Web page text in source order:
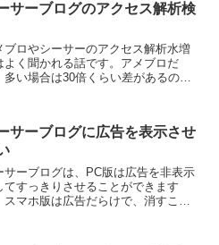
利です。カスタマイズ...
サーブログのアクセス解析検
ブロやシーサーのアクセス解析水増
よく聞かれる話です。アメブロだ
多い場合は30倍くらい差があるのだ
解析をシーサーのブロ...
サーブログに広告を表示させ
サーブログは、PC版は広告を非表示
てすっきりさせることができます
スマホ版は広告だらけで、消すこと